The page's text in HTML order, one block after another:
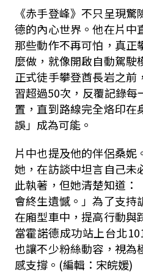
《赤手登峰》不只呈現
德的內心世界。他在片中
那些動作不再可怕，真正
麼做，就像開啟自動駕駛
正式徒手攀登酋長岩之前
習超過50次，反覆記錄每
置，直到路線完全烙印在
誤」成為可能。
片中也提及他的伴侶桑妮
她，在訪談中坦言自己未
此執著，但她清楚知道：
會終生遺憾。」為了支持
在廂型車中，提高行動與
當霍諾德成功站上台北
也讓不少粉絲動容，視為
感支撐。(編輯：宋皖媛)